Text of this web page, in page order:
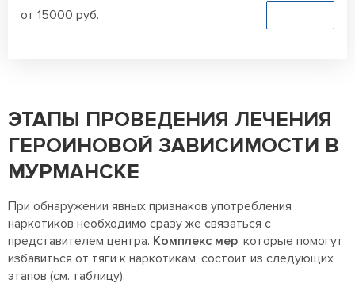
от 15000 руб.
ЭТАПЫ ПРОВЕДЕНИЯ ЛЕЧЕНИЯ
ГЕРОИНОВОЙ ЗАВИСИМОСТИ В
МУРМАНСКЕ
При обнаружении явных признаков употребления
наркотиков необходимо сразу же связаться с
представителем центра. Комплекс мер, которые помогут
избавиться от тяги к наркотикам, состоит из следующих
этапов (см. таблицу).